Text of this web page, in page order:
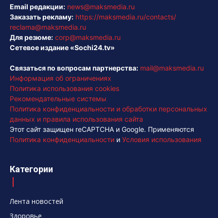
Email редакции: news@maksmedia.ru
Заказать рекламу: https://maksmedia.ru/contacts/
reclama@maksmedia.ru
Для резюме: corp@maksmedia.ru
Сетевое издание «Sochi24.tv»
Связаться по вопросам партнерства: mail@maksmedia.ru
Информация об ограничениях
Политика использования cookies
Рекомендательные системы
Политика конфиденциальности и обработки персональных
данных и правила использования сайта
Этот сайт защищен reCAPTCHA и Google. Применяются
Политика конфиденциальности и Условия использования
Категории
Лента новостей
Здоровье